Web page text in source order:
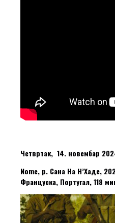
Четвртак, 14. новембар
Nome, р. Сана На Н’Хаде,
Француска, Португал, 118